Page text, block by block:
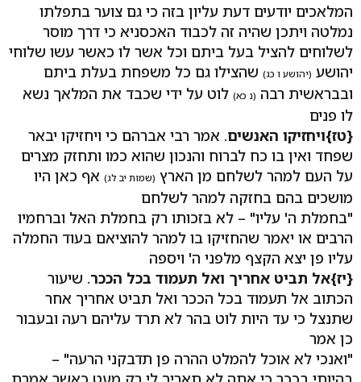
המלאכים יודעים דעת עליון בזה כי גם צוער בתפלתו
נמלטה ויתכן שהיה זה לכבוד האכסניא כי דרך מוסר
לשלוחים להציל בעל ביתם וכל אשר לו כאשר עשו שלוחי
יהושע (יהושע ו כג) שהצילו גם כל משפחת בעלת ביתם
ובבראשית רבה (נ כא) לוט על ידי שכבד את המלאך נשא
לו פנים
{טז}ויחזיקו האנשים. אמר רבי אברהם כי ויחזיקו יבאר
שפחד ואין בו כח לברוח והנכון שהוא כמו ותחזק מצרים
על העם למהר לשלחם מן הארץ (שמות יב לג) אף כאן היו
מושכים בהם בחזקה למהר לשלחם
"בחמלת ה' עליו" – לא בזכותו רק בחמלת האל וברחמיו
הרבים או יאמר שהחזיקו בו למהר להוציאם בעוד החמלה
עליו פן יצא הקצף מלפני ה' ויספה
{יז}אל תביט אחריך ואל תעמוד בכל הככר. שיעור
הכתוב אל תעמוד בכל הככר ואל תביט אחריך אחר
שתנצל כי עד היות לוט בהר לא תרד עליהם רעה ובעבור
כן אמר
"ואנכי לא אוכל להמלט ההרה פן תדבקני הרעה" –